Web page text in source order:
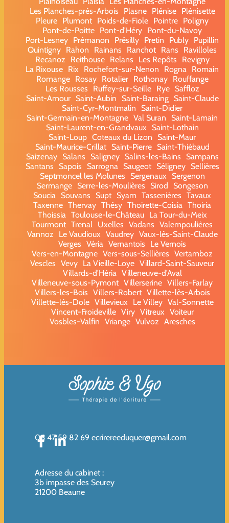
Les Planches-près-Arbois
Plasne Plénise
Plénisette
Pleure Plumont Poids-de-Fiole Pointre Poligny
Pont-de-Poitte Pont-d'Héry Pont-du-Navoy
Port-Lesney Prémanon Présilly Pretin Publy Pupillin
Quintigny Rahon Rainans Ranchot Rans
Ravilloles
Recanoz
Reithouse Relans Les Repôts
Revigny
La Rixouse Rix Rochefort-sur-Nenon Rogna
Romain
Romange
Rosay Rotalier Rothonay
Rouffange
Les Rousses
Ruffey-sur-Seille Rye
Saffloz
Saint-Amour
Saint-Aubin Saint-Baraing
Saint-Claude
Saint-Cyr-Montmalin
Saint-Didier
Saint-Germain-en-Montagne Val Suran
Saint-Lamain
Saint-Laurent-en-Grandvaux
Saint-Lothain
Saint-Loup Coteaux du Lizon
Saint-Maur
Saint-Maurice-Crillat
Saint-Pierre
Saint-Thiébaud
Saizenay
Salans Saligney Salins-les-Bains
Sampans
Santans
Sapois Sarrogna Saugeot Séligney
Sellières
Septmoncel les Molunes
Sergenaux
Sergenon
Sermange
Serre-les-Moulières Sirod
Songeson
Soucia
Souvans Supt Syam Tassenières Tavaux
Taxenne Thervay Thésy Thoirette-Coisia Thoiria
Thoissia Toulouse-le-Château
La Tour-du-Meix
Tourmont Trenal Uxelles Vadans Valempoulières
Vannoz
Le Vaudioux Vaudrey Vaux-lès-Saint-Claude
Verges Véria Vernantois
Le Vernois
Vers-en-Montagne Vers-sous-Sellières Vertamboz
Vescles Vevy La Vieille-Loye Villard-Saint-Sauveur
Villards-d'Héria Villeneuve-d'Aval
Villeneuve-sous-Pymont Villerserine Villers-Farlay
Villers-les-Bois Villers-Robert Villette-lès-Arbois
Villette-lès-Dole Villevieux Le Villey Val-Sonnette
Vincent-Froideville Viry Vitreux Voiteur
Vosbles-Valfin Vriange Vulvoz Aresches
06 47 59 82 69 ecrirereeduquer@gmail.com
Adresse du cabinet :
3b impasse des Seurey
21200 Beaune